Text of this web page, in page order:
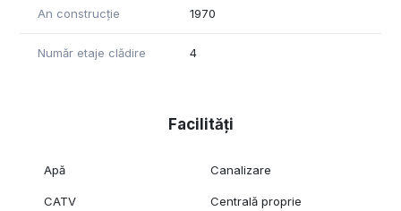
An construcție 1970
Număr etaje clădire 4
Facilități
Apă Canalizare
CATV Centrală proprie